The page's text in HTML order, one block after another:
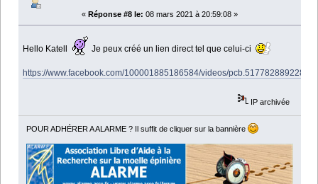
« Réponse #8 le: 08 mars 2021 à 20:59:08 »
Hello Katell Je peux créé un lien direct tel que celui-ci
https://www.facebook.com/100001885186584/videos/
IP archivée
POUR ADHÉRER A ALARME ? Il suffit de cliquer sur la bannière